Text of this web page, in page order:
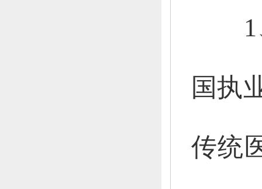
1
国执
传统